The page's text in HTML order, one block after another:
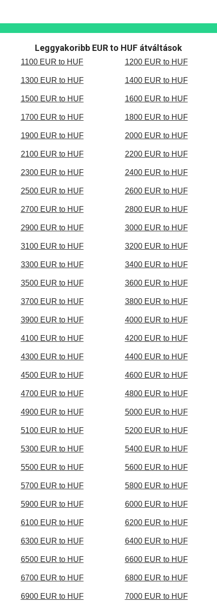
Leggyakoribb EUR to HUF átváltások
1100 EUR to HUF 1200 EUR to HUF
1300 EUR to HUF 1400 EUR to HUF
1500 EUR to HUF 1600 EUR to HUF
1700 EUR to HUF 1800 EUR to HUF
1900 EUR to HUF 2000 EUR to HUF
2100 EUR to HUF 2200 EUR to HUF
2300 EUR to HUF 2400 EUR to HUF
2500 EUR to HUF 2600 EUR to HUF
2700 EUR to HUF 2800 EUR to HUF
2900 EUR to HUF 3000 EUR to HUF
3100 EUR to HUF 3200 EUR to HUF
3300 EUR to HUF 3400 EUR to HUF
3500 EUR to HUF 3600 EUR to HUF
3700 EUR to HUF 3800 EUR to HUF
3900 EUR to HUF 4000 EUR to HUF
4100 EUR to HUF 4200 EUR to HUF
4300 EUR to HUF 4400 EUR to HUF
4500 EUR to HUF 4600 EUR to HUF
4700 EUR to HUF 4800 EUR to HUF
4900 EUR to HUF 5000 EUR to HUF
5100 EUR to HUF 5200 EUR to HUF
5300 EUR to HUF 5400 EUR to HUF
5500 EUR to HUF 5600 EUR to HUF
5700 EUR to HUF 5800 EUR to HUF
5900 EUR to HUF 6000 EUR to HUF
6100 EUR to HUF 6200 EUR to HUF
6300 EUR to HUF 6400 EUR to HUF
6500 EUR to HUF 6600 EUR to HUF
6700 EUR to HUF 6800 EUR to HUF
6900 EUR to HUF 7000 EUR to HUF